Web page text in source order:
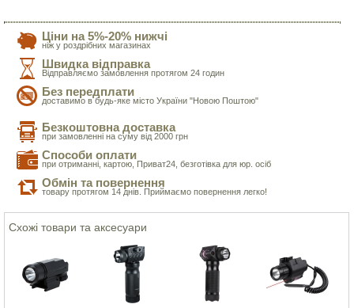
Ціни на 5%-20% нижчі
ніж у роздрібних магазинах
Швидка відправка
Відправляємо замовлення протягом 24 годин
Без передплати
доставимо в будь-яке місто України "Новою Поштою"
Безкоштовна доставка
при замовленні на суму від 2000 грн
Способи оплати
при отриманні, картою, Приват24, безготівка для юр. осіб
Обмін та повернення
товару протягом 14 днів. Приймаємо повернення легко!
Схожі товари та аксесуари